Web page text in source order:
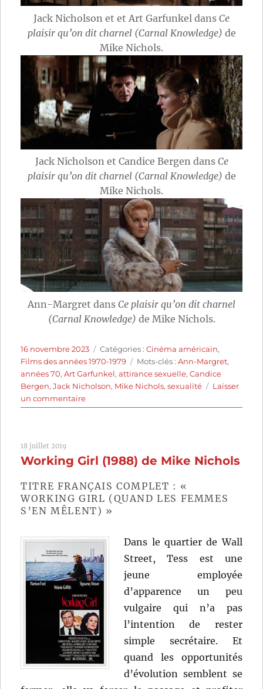
Jack Nicholson et et Art Garfunkel dans Ce
plaisir qu’on dit charnel (Carnal Knowledge) de
Mike Nichols.
Jack Nicholson et Candice Bergen dans Ce
plaisir qu’on dit charnel (Carnal Knowledge) de
Mike Nichols.
Ann-Margret dans Ce plaisir qu’on dit charnel
(Carnal Knowledge) de Mike Nichols.
Publié
le
16 novembre 2023 Catégories
Catégories :Cinéma américain,
Films des années 1970-1979
Étiquettes
Mots-clés :Ann-Margret,
années 70,Art Garfunkel,attirance sexuelle,Candice
Bergen,Jack Nicholson, Mike Nichols,sexualité
Laisser
un commentairesur
Ce
charnel
de
Mike
Nichols
18 juillet 2019
Working Girl (1988) de Mike Nichols
TITRE FRANÇAIS COMPLET : «
WORKING GIRL (QUAND LES FEMMES
S’EN MÊLENT) »
Dans le quartier de Wall
Street, Tess est une
jeune employée
d’apparence un peu
vulgaire qui n’a pas
l’intention de rester
simple secrétaire. Et
quand les opportunités
d’évolution semblent se